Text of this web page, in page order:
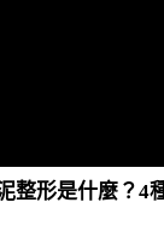
整形是什麼？4